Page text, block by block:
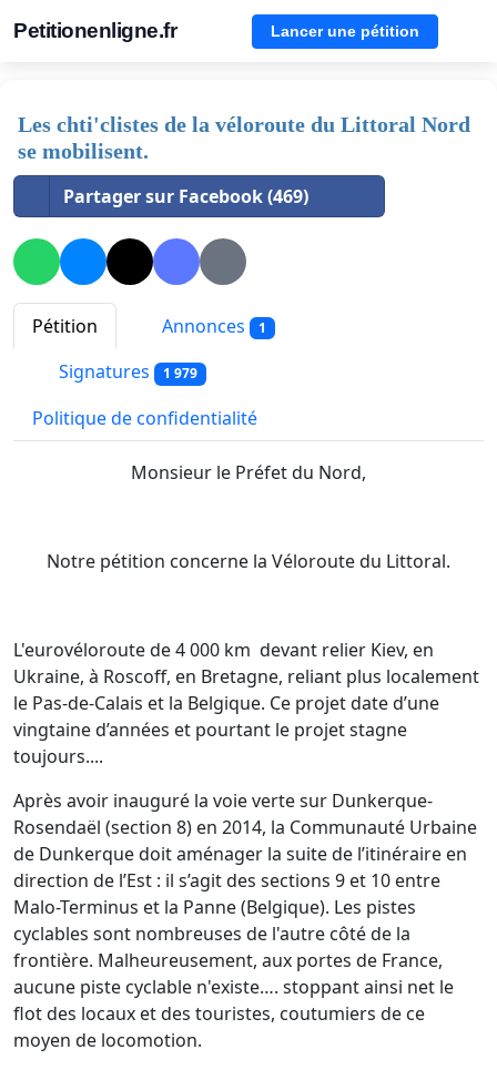
Petitionenligne.fr Lancer une pétition
Les chti'clistes de la véloroute du Littoral Nord
se mobilisent.
Partager sur Facebook (469)
Pétition Annonces 1
Signatures 1 979
Politique de confidentialité
Monsieur le Préfet du Nord,
Notre pétition concerne la Véloroute du Littoral.
L'eurovéloroute de 4 000 km devant relier Kiev, en
Ukraine, à Roscoff, en Bretagne, reliant plus localement
le Pas-de-Calais et la Belgique. Ce projet date d’une
vingtaine d’années et pourtant le projet stagne
toujours....
Après avoir inauguré la voie verte sur Dunkerque-
Rosendaël (section 8) en 2014, la Communauté Urbaine
de Dunkerque doit aménager la suite de l’itinéraire en
direction de l’Est : il s’agit des sections 9 et 10 entre
Malo-Terminus et la Panne (Belgique). Les pistes
cyclables sont nombreuses de l'autre côté de la
frontière. Malheureusement, aux portes de France,
aucune piste cyclable n'existe…. stoppant ainsi net le
flot des locaux et des touristes, coutumiers de ce
moyen de locomotion.